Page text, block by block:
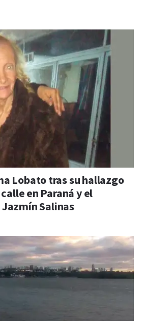
Lobato tras su hallazgo
en Paraná y el
Salinas